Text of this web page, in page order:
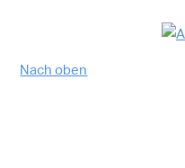
Nach oben